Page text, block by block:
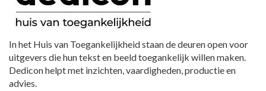
In het Huis van Toegankelijkheid staan de deuren open voor
uitgevers die hun tekst en beeld toegankelijk willen maken.
Dedicon helpt met inzichten, vaardigheden, productie en
advies.